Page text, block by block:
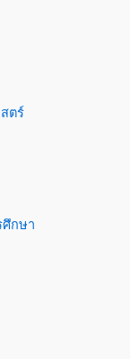
ตร์
กษา